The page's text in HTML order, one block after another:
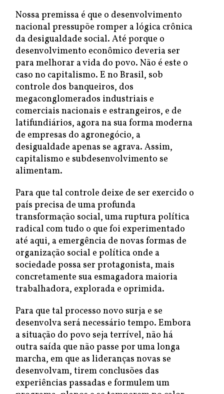
Nossa premissa é que o desenvolvimento
nacional pressupõe romper a lógica crônica
da desigualdade social. Até porque o
desenvolvimento econômico deveria ser
para melhorar a vida do povo. Não é este o
caso no capitalismo. E no Brasil, sob
controle dos banqueiros, dos
megaconglomerados industriais e
comerciais nacionais e estrangeiros, e de
latifundiários, agora na sua forma moderna
de empresas do agronegócio, a
desigualdade apenas se agrava. Assim,
capitalismo e subdesenvolvimento se
alimentam.
Para que tal controle deixe de ser exercido o
país precisa de uma profunda
transformação social, uma ruptura política
radical com tudo o que foi experimentado
até aqui, a emergência de novas formas de
organização social e política onde a
sociedade possa ser protagonista, mais
concretamente sua esmagadora maioria
trabalhadora, explorada e oprimida.
Para que tal processo novo surja e se
desenvolva será necessário tempo. Embora
a situação do povo seja terrível, não há
outra saída que não passe por uma longa
marcha, em que as lideranças novas se
desenvolvam, tirem conclusões das
experiências passadas e formulem um